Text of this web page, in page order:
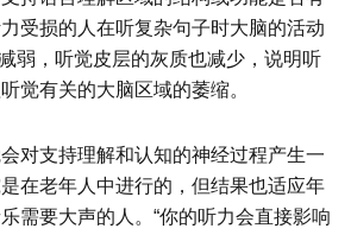
受损的人在听复杂句子时大脑的活动
弱，听觉皮层的灰质也减少，说明听
觉有关的大脑区域的萎缩。
对支持理解和认知的神经过程产生一
在老年人中进行的，但结果也适应年
需要大声的人。“你的听力会直接影响